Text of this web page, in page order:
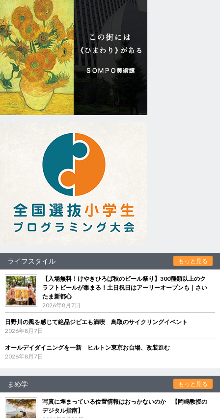
ライフスタイル もっと見る
【入場無料！けやきひろば秋のビール祭り】300種類以上のク
ラフトビールが集まる！土日祝日はアーリーオープンも｜さい
たま新都心
2026年8月7日
日野川の風を感じて絶品ジビエも満喫 鳥取のサイクリングイベント
2026年8月7日
オールデイダイニングを一新 ヒルトン東京お台場、改装進む
2026年8月7日
まめ学 もっと見る
写真に埋まっている位置情報はおっかないのか 【岡嶋教授の
デジタル指南】